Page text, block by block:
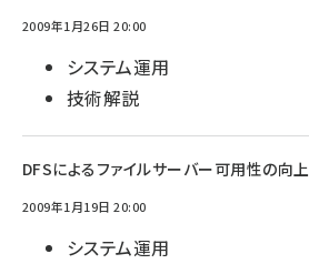
2009年1月26日 20:00
システム運用
技術解説
DFSによるファイルサーバー可用性の向上
2009年1月19日 20:00
システム運用